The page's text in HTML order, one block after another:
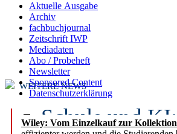
Aktuelle Ausgabe
Archiv
fachbuchjournal
Zeitschrift IWP
Mediadaten
Abo / Probeheft
Newsletter
Sponsored Content
Datenschutzerklärung
Wiley: Vom Einzelkauf zur Kollektion
WEITERE NEWS
Schule und